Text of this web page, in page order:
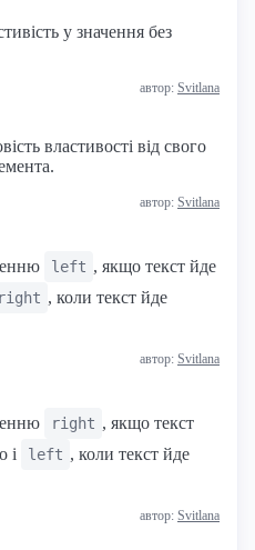
у значення без
автор: Svitlana
властивості від свого
автор: Svitlana
left , якщо текст йде
right , коли текст йде
автор: Svitlana
right , якщо текст
і
left , коли текст йде
автор: Svitlana